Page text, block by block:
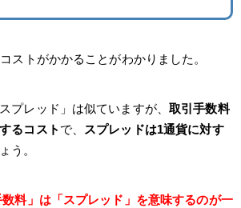
ストがかかることがわかりました。
プレッド」は似ていますが、 取引手数料
るコスト で、
スプレッドは1通貨に対す
う。
数料」は「スプレッド」を意味するのが一